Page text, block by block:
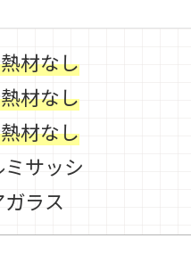
材なし
材なし
材なし
サッシ
ス